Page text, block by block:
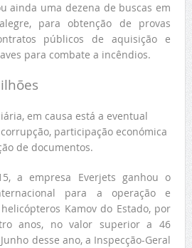
ainda uma dezena de buscas em
para obtenção de provas
públicos de aquisição e
para combate a incêndios.
em causa está a eventual
participação económica
de documentos.
a empresa Everjets ganhou o
para a operação e
Kamov do Estado, por
anos, no valor superior a 46
desse ano, a Inspecção-Geral